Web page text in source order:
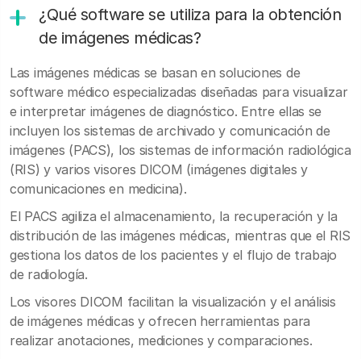
¿Qué software se utiliza para la obtención
de imágenes médicas?
Las imágenes médicas se basan en soluciones de
software médico especializadas diseñadas para visualizar
e interpretar imágenes de diagnóstico. Entre ellas se
incluyen los sistemas de archivado y comunicación de
imágenes (PACS), los sistemas de información radiológica
(RIS) y varios visores DICOM (imágenes digitales y
comunicaciones en medicina).
El PACS agiliza el almacenamiento, la recuperación y la
distribución de las imágenes médicas, mientras que el RIS
gestiona los datos de los pacientes y el flujo de trabajo
de radiología.
Los visores DICOM facilitan la visualización y el análisis
de imágenes médicas y ofrecen herramientas para
realizar anotaciones, mediciones y comparaciones.